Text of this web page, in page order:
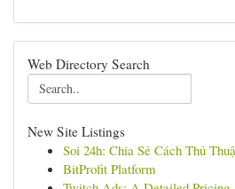
Web Directory Search
New Site Listings
Soi 24h: Chia Sẻ Cách Thủ
BitProfit Platform